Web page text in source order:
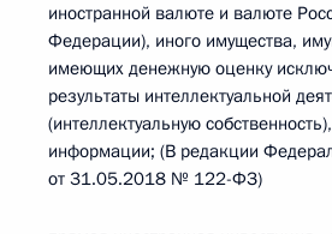
иностранной валюте и валюте
Федерации), иного имущества,
имеющих денежную оценку
результаты интеллектуальной
(интеллектуальную
информации; (В редакции
от 31.05.2018 № 122-ФЗ)